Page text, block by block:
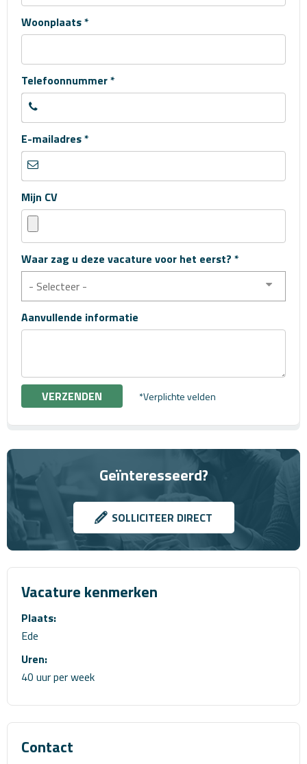
Woonplaats *
Telefoonnummer *
E-mailadres *
Mijn CV
Waar zag u deze vacature voor het eerst? *
- Selecteer -
Aanvullende informatie
*Verplichte velden
Geïnteresseerd?
SOLLICITEER DIRECT
Vacature kenmerken
Plaats:
Ede
Uren:
40 uur per week
Contact